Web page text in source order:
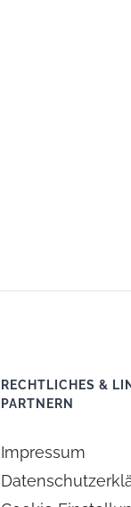
RECHTLICHES &
PARTNERN
Impressum